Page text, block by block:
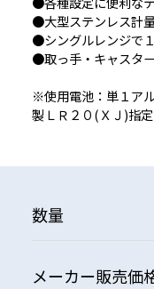
●大型ステンレス計
●シングルレンジで
●取っ手・キャスタ
※使用電池：単１ア
製ＬＲ２０(ＸＪ)指定
数量
メーカー販売価